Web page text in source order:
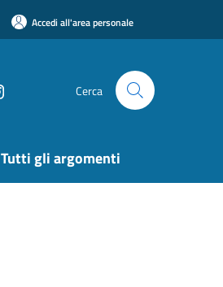
Accedi all'area personale
Cerca
Tutti gli argomenti